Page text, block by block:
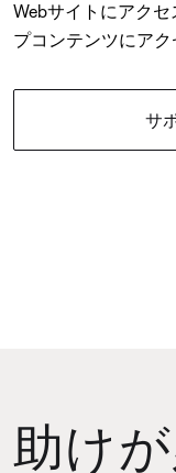
Webサイトにアク
プコンテンツにアク
サ
助け